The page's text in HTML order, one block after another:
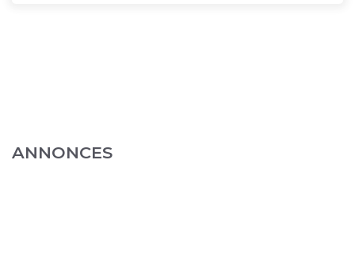
ANNONCES